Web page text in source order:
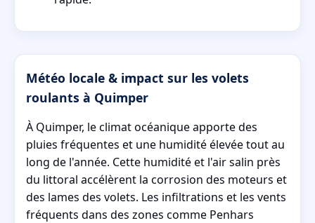
Météo locale & impact sur les volets
roulants à Quimper
À Quimper, le climat océanique apporte des
pluies fréquentes et une humidité élevée tout au
long de l'année. Cette humidité et l'air salin près
du littoral accélèrent la corrosion des moteurs et
des lames des volets. Les infiltrations et les vents
fréquents dans des zones comme Penhars